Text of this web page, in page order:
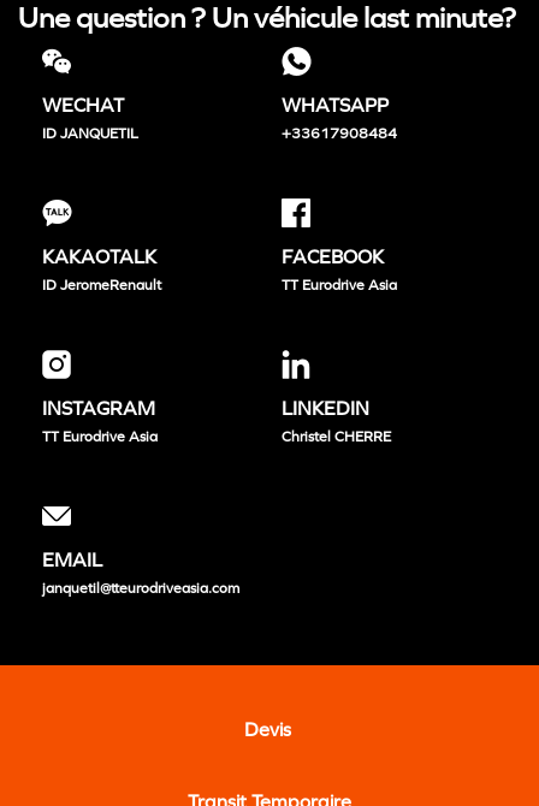
Une question ? Un véhicule last minute?
WECHAT
ID JANQUETIL
WHATSAPP
+33617908484
KAKAOTALK
ID JeromeRenault
FACEBOOK
TT Eurodrive Asia
INSTAGRAM
TT Eurodrive Asia
LINKEDIN
Christel CHERRE
EMAIL
janquetil@tteurodriveasia.com
Devis